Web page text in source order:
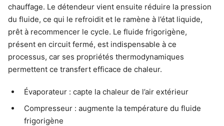
chauffage. Le détendeur vient ensuite réduire la pression
du fluide, ce qui le refroidit et le ramène à l’état liquide,
prêt à recommencer le cycle. Le fluide frigorigène,
présent en circuit fermé, est indispensable à ce
processus, car ses propriétés thermodynamiques
permettent ce transfert efficace de chaleur.
Évaporateur : capte la chaleur de l’air extérieur
Compresseur : augmente la température du fluide
frigorigène